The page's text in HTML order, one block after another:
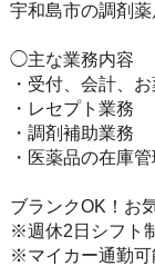
宇和島市の調剤
◯主な業務内容
・受付、会計、
・レセプト業務
・調剤補助業務
・医薬品の在庫
ブランクOK！お
※週休2日シフト
※マイカー通勤可